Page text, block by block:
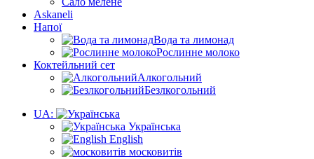
Askaneli
Напої
Вода та лимонад
Рослинне молоко
Коктейльний сет
Алкогольний
Безлкогольний
UA:
Українська
English
московитів